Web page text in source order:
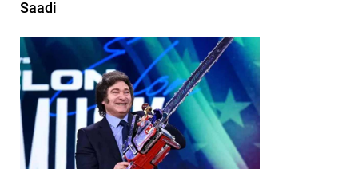
Saadi